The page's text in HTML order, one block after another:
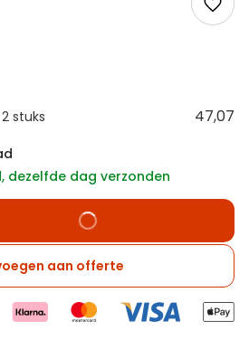
stuks 47,07
dezelfde dag verzonden
aan offerte